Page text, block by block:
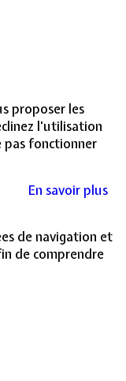
proposer les
l'utilisation
pas fonctionner
En savoir plus
de navigation et
de comprendre